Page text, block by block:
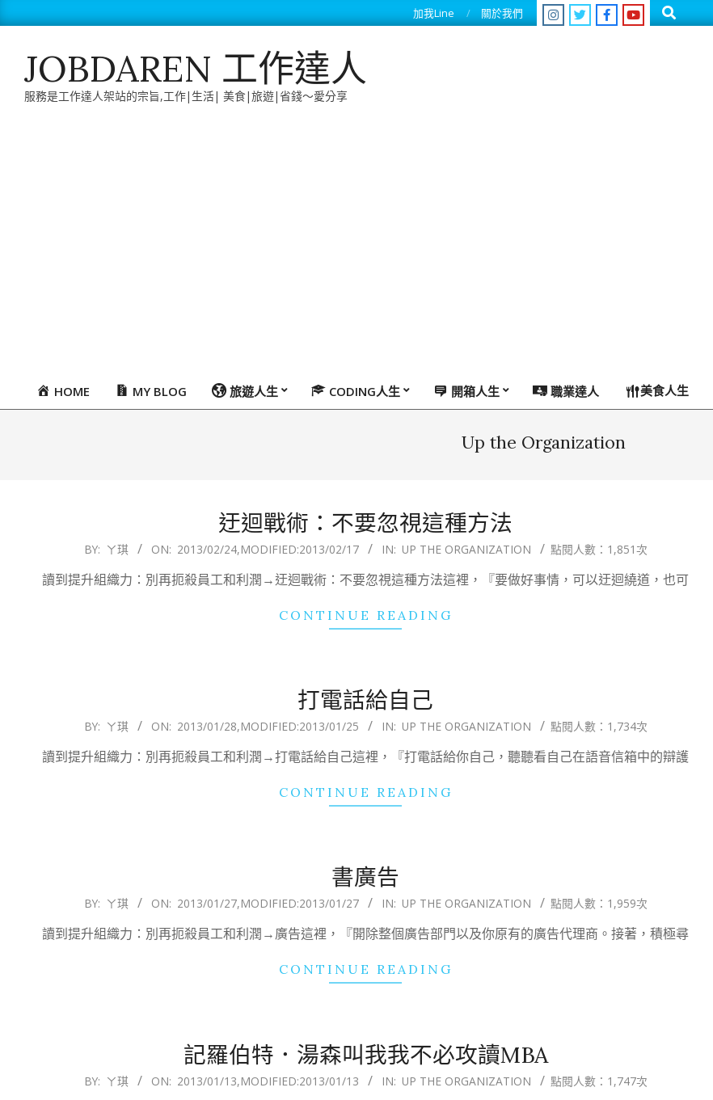
to
加我Line 關於我們 Search
JOBDAREN 工作達人
服務是工作達人架站的宗旨,工作|生活| 美食|旅遊|省錢～愛分享
PrimaryHOME MY BLOG 旅遊人生 CODING人生 開箱人生 職業達人 美食人生
Up the Organization
迂迴戰術：不要忽視這種方法
24
BY: ㄚ琪 ON: 2013/02/24,MODIFIED:2013/02/17 IN: UP THE ORGANIZATION 點閱人數：1,851次
讀到提升組織力：別再扼殺員工和利潤→迂迴戰術：不要忽視這種方法這裡，『要做好事情，可以迂迴繞道，也可
CONTINUE READING
打電話給自己
28
BY: ㄚ琪 ON: 2013/01/28,MODIFIED:2013/01/25 IN: UP THE ORGANIZATION 點閱人數：1,734次
讀到提升組織力：別再扼殺員工和利潤→打電話給自己這裡，『打電話給你自己，聽聽看自己在語音信箱中的辯護
CONTINUE READING
書廣告
27
BY: ㄚ琪 ON: 2013/01/27,MODIFIED:2013/01/27 IN: UP THE ORGANIZATION 點閱人數：1,959次
讀到提升組織力：別再扼殺員工和利潤→廣告這裡，『開除整個廣告部門以及你原有的廣告代理商。接著，積極尋
CONTINUE READING
記羅伯特．湯森叫我我不必攻讀MBA
BY: ㄚ琪 ON: 2013/01/13,MODIFIED:2013/01/13 IN: UP THE ORGANIZATION 點閱人數：1,747次